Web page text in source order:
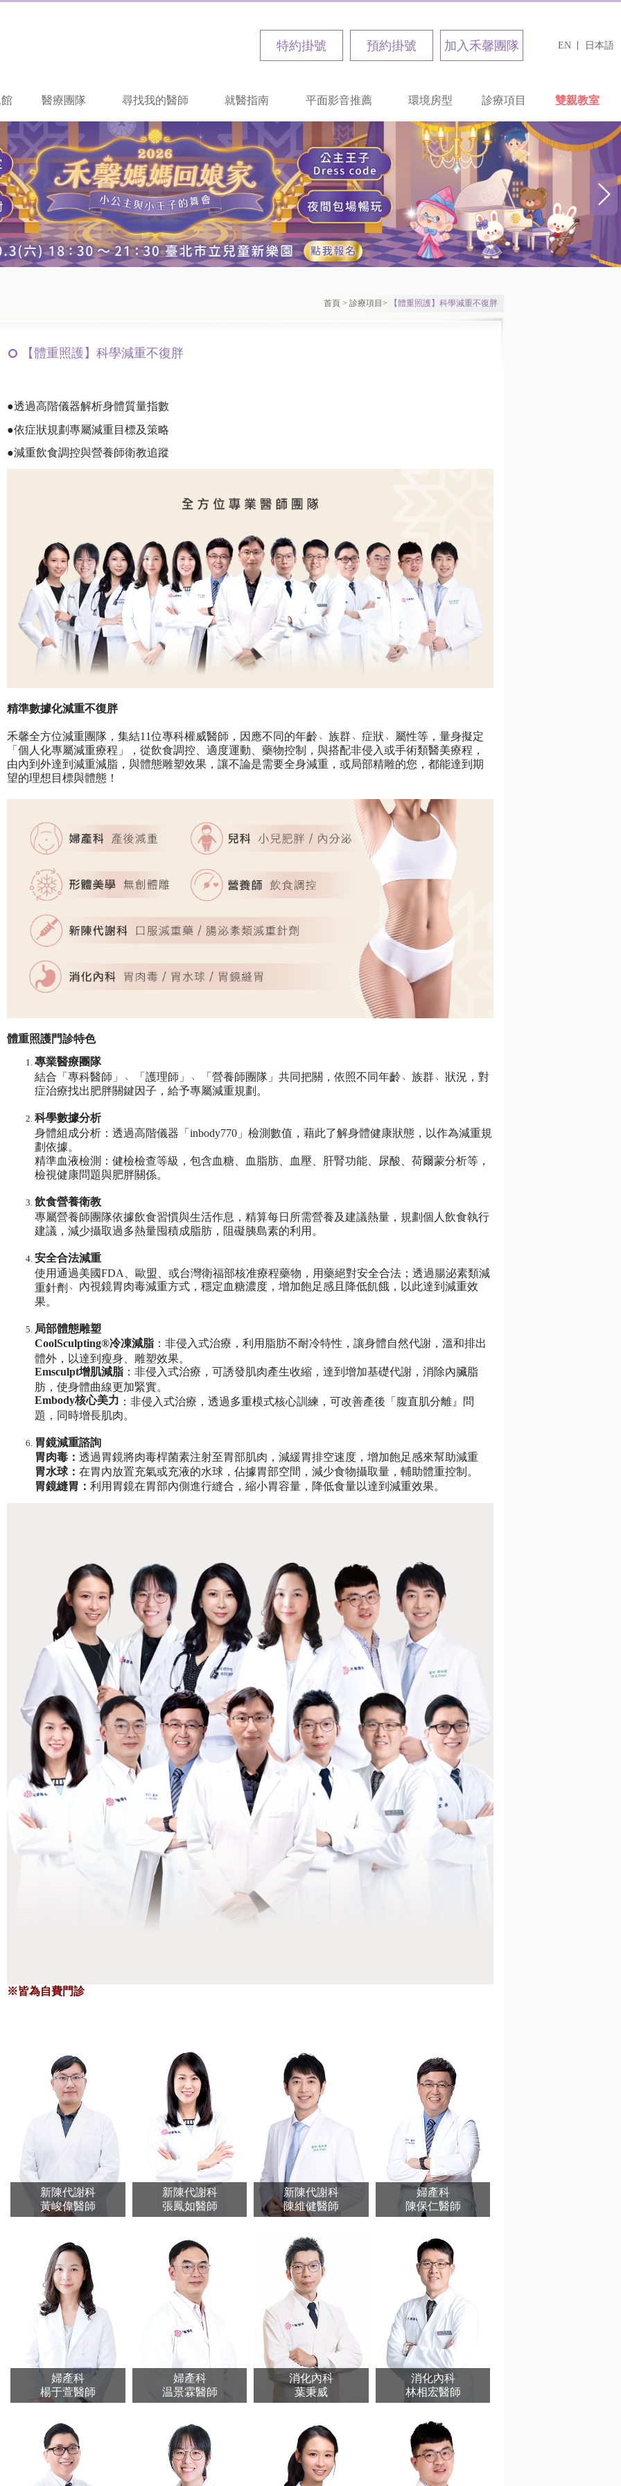
日本語
EN
加入禾馨團隊
預約掛號
特約掛號
醫療團隊 尋找我的醫師 就醫指南 平面影音推薦 環境房型 診療項目 雙親教室
首頁 > 診療項目 > 【體重照護】科學減重不復胖
【體重照護】科學減重不復胖
●透過高階儀器解析身體質量指數
●依症狀規劃專屬減重目標及策略
●減重飲食調控與營養師衛教追蹤
精準數據化減重不復胖
禾馨全方位減重團隊，集結11位專科權威醫師，因應不同的年齡﹅族群﹅症狀﹅屬性等，量身擬定
「個人化專屬減重療程」，從飲食調控、適度運動、藥物控制
，與搭配非侵入或手術類醫美療程，
由內到外達到減重減脂，與體態雕塑效果，讓不論是需要全身減重，或局部精雕的您，都能達到期
望的理想目標與體態！
體重照護門診特色
專業醫療團隊
結合「專科醫師」﹅「護理師」﹅「營養師團隊」共同把關，依照不同年齡﹅族群﹅狀況，對
症治療找出肥胖關鍵因子，給予專屬減重規劃。
科學數據分析
身體組成分析：透過高階儀器「inbody770」檢測數值，藉此了解身體健康狀態，以作為減重規
劃依據。
精準血液檢測：健檢檢查等級，包含血糖、血脂肪、血壓、肝腎功能、尿酸、荷爾蒙分析等，
檢視健康問題與肥胖關係。
飲食營養衛教
專屬營養師團隊依據飲食習慣與生活作息，精算每日所需營養及建議熱量，規劃個人飲食執行
建議，減少攝取過多熱量囤積成脂肪，阻礙胰島素的利用。
安全合法減重
使用通過美國FDA、歐盟、或台灣衛福部核准療程藥物，用藥絕對安全合法；透過腸泌素類減
重針劑 ﹅內視鏡胃肉毒減重方式，穩定血糖濃度，增加飽足感且降低飢餓，以此達到減重效
果。
局部體態雕塑
CoolSculpting®冷凍減脂 ：非侵入式治療，利用脂肪不耐冷特性，讓身體自然代謝，溫和排出
體外，以達到瘦身、雕塑效果。
Emsculpt增肌減脂 ：非侵入式治療，可誘發肌肉產生收縮，達到增加基礎代謝，消除內臟脂
肪，使身體曲線更加緊實。
Embody核心美力 ：非侵入式治療，透過多重模式核心訓練，可改善產後「腹直肌分離』問
題，同時增長肌肉。
胃鏡減重諮詢
胃肉毒：透過胃鏡將肉毒桿菌素注射至胃部肌肉，減緩胃排空速度，增加飽足感來幫助減重
胃水球：在胃內放置充氣或充液的水球，佔據胃部空間，減少食物攝取量，輔助體重控制。
胃鏡縫胃：利用胃鏡在胃部內側進行縫合，縮小胃容量，降低食量以達到減重效果。
※皆為自費門診
新陳代謝科
黃峻偉醫師
新陳代謝科
張鳳如醫師
新陳代謝科
陳維健醫師
婦產科
陳保仁醫師
婦產科
楊于萱醫師
婦產科
温景霖醫師
消化內科
葉秉威
消化內科
林相宏醫師